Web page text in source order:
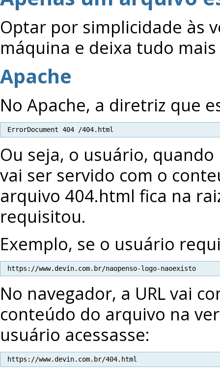
Optar por simplicidade às
máquina e deixa tudo
Apache
No Apache, a diretriz que
ErrorDocument 404 /404.html
Ou seja, o usuário,
vai ser servido com o
arquivo 404.html fica na
requisitou.
Exemplo, se o usuário
https://www.devin.com.br/naopenso-logo-naoexisto
No navegador, a URL vai
conteúdo do arquivo na
usuário acessasse:
https://www.devin.com.br/404.html